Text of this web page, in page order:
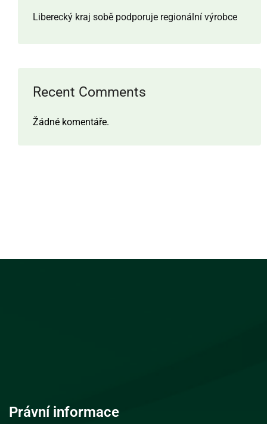
Liberecký kraj sobě podporuje regionální výrobce
Recent Comments
Žádné komentáře.
Právní informace